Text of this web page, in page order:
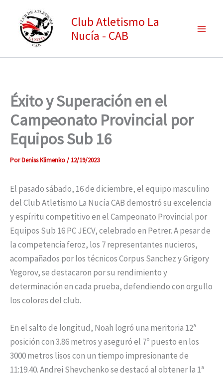
contenido
Club Atletismo La
Nucía - CAB
Éxito y Superación en el
Campeonato Provincial por
Equipos Sub 16
PorDeniss Klimenko/ 12/19/2023
El pasado sábado, 16 de diciembre, el equipo masculino
del Club Atletismo La Nucía CAB demostró su excelencia
y espíritu competitivo en el Campeonato Provincial por
Equipos Sub 16 PC JECV, celebrado en Petrer. A pesar de
la competencia feroz, los 7 representantes nucieros,
acompañados por los técnicos Corpus Sanchez y Grigory
Yegorov, se destacaron por su rendimiento y
determinación en cada prueba, defendiendo con orgullo
los colores del club.
En el salto de longitud, Noah logró una meritoria 12ª
posición con 3.86 metros y aseguró el 7º puesto en los
3000 metros lisos con un tiempo impresionante de
11:19.40. Andrei Shevchenko se destacó al obtener la 1ª